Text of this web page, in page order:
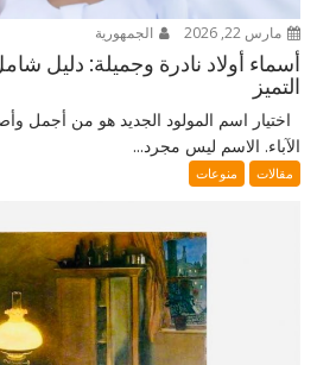
مارس 22, 2026 الجمهورية
أسماء أولاد نادرة وجميلة: دليل
التميز
اختيار اسم المولود الجديد هو من أجمل
الآباء. الاسم ليس مجرد...
مقالات منوعات